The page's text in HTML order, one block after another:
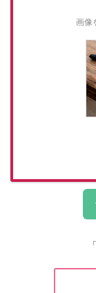
画像
「